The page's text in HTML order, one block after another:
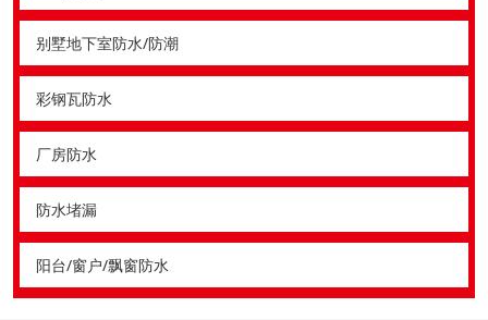
别墅地下室防水/防潮
彩钢瓦防水
厂房防水
防水堵漏
阳台/窗户/飘窗防水